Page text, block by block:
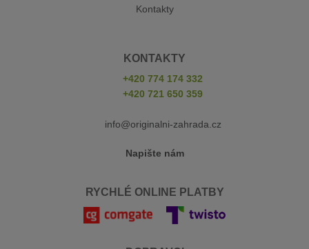
Kontakty
KONTAKTY
+420 774 174 332
+420 721 650 359
info@originalni-zahrada.cz
Napište nám
RYCHLÉ ONLINE PLATBY